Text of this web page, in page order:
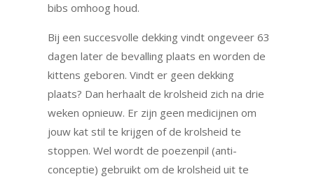
bibs omhoog houd.
Bij een succesvolle dekking vindt ongeveer 63
dagen later de bevalling plaats en worden de
kittens geboren. Vindt er geen dekking
plaats? Dan herhaalt de krolsheid zich na drie
weken opnieuw. Er zijn geen medicijnen om
jouw kat stil te krijgen of de krolsheid te
stoppen. Wel wordt de poezenpil (anti-
conceptie) gebruikt om de krolsheid uit te